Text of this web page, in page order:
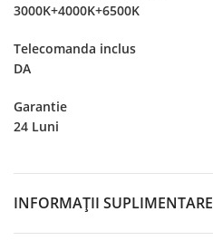
3000K+4000K+6500K
Telecomanda inclus
DA
Garantie
24 Luni
INFORMAȚII SUPLIMENTARE